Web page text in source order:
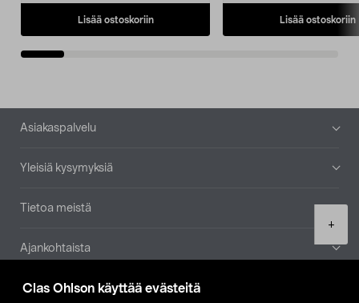
Clas Ohlson käyttää evästeitä
+
Lisää ostoskoriin Lisää ostoskoriin
Alatunniste
Asiakaspalvelu
Yleisiä kysymyksiä
Tietoa meistä
Ajankohtaista
Muut yrityksemme